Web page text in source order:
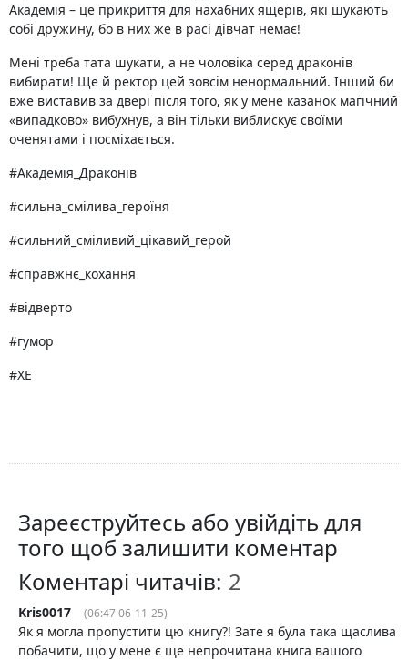
Академія – це прикриття для нахабних ящерів, які шукають
собі дружину, бо в них же в расі дівчат немає!
Мені треба тата шукати, а не чоловіка серед драконів
вибирати! Ще й ректор цей зовсім ненормальний. Інший би
вже виставив за двері після того, як у мене казанок магічний
«випадково» вибухнув, а він тільки виблискує своїми
оченятами і посміхається.
#Академія_Драконів
#сильна_смілива_героїня
#сильний_сміливий_цікавий_герой
#справжнє_кохання
#відверто
#гумор
#ХЕ
Зареєструйтесь або увійдіть для
того щоб залишити коментар
Коментарі читачів:
Kris0017 (06:47 06-11-25)
Як я могла пропустити цю книгу?! Зате я була така щаслива
побачити, що у мене є ще непрочитана книга вашого